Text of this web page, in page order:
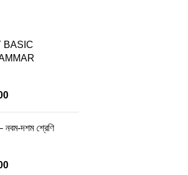
BASIC
নবম-দশম শ্রেণি